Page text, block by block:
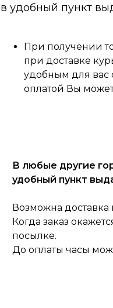
удобный пункт
При получении
при доставке
удобным для вас
оплатой Вы
В любые другие
удобный пункт
Возможна
Когда заказ
посылке.
До оплаты часы